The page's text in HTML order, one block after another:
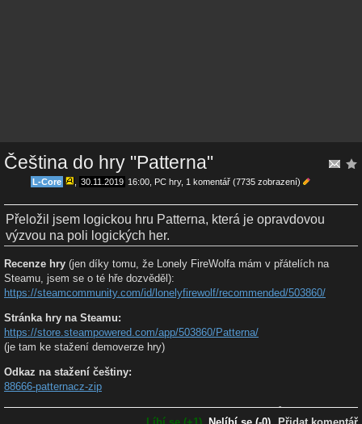
Čeština do hry "Patterna"
L-Core 30.11.2019 16:00 PC hry, 1 komentář (7735 zobrazení)
Přeložil jsem logickou hru Patterna, která je opravdovou
výzvou na poli logických her.
Recenze hry (jen díky tomu, že Lonely FireWolfa mám v přátelích na
Steamu, jsem se o té hře dozvěděl):
https://steamcommunity.com/id/lonelyfirewolf/recommended/503860/
Stránka hry na Steamu:
https://store.steampowered.com/app/503860/Patterna/
(je tam ke stažení demoverze hry)
Odkaz na stažení češtiny:
88666-patternacz-zip
Přeloženo je vše kromě Unity spouštěče hry, několika textů na úvodní